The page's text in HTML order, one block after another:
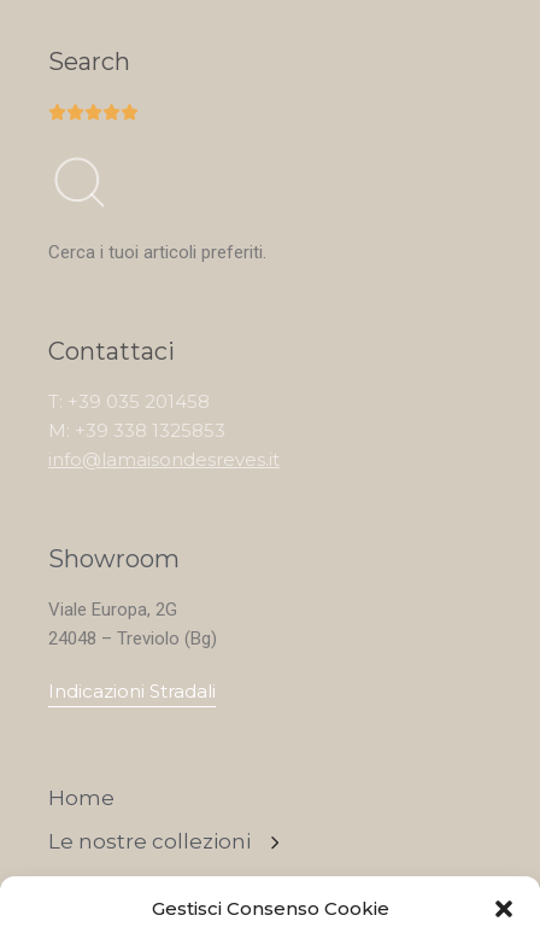
Gestisci Consenso Cookie
Search

Cerca i tuoi articoli preferiti.
Contattaci
T: +39 035 201458
M: +39 338 1325853
info@lamaisondesreves.it
Showroom
Viale Europa, 2G
24048 – Treviolo (Bg)
Indicazioni Stradali
Home
Le nostre collezioni